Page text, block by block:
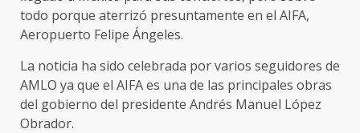
todo porque aterrizó presuntamente en el AIFA,
Aeropuerto Felipe Ángeles.
La noticia ha sido celebrada por varios seguidores de
AMLO ya que el AIFA es una de las principales obras
del gobierno del presidente Andrés Manuel López
Obrador.